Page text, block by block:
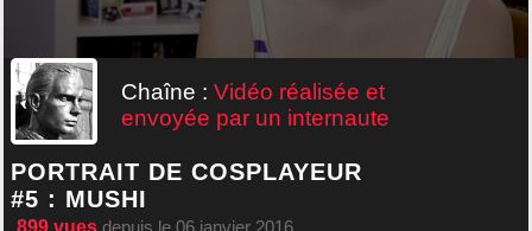
Chaîne : Vidéo réalisée et
envoyée par un internaute
PORTRAIT DE COSPLAYEUR
#5 : MUSHI
899 vues depuis le 06 janvier 2016